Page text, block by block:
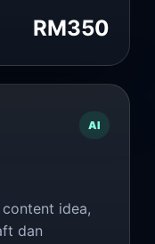
RM350
AI
idea,
dan